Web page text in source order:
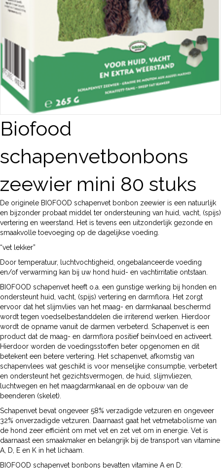
Biofood
schapenvetbonbons
zeewier mini 80 stuks
De originele BIOFOOD schapenvet bonbon zeewier is een natuurlijk
en bijzonder probaat middel ter ondersteuning van huid, vacht, (spijs)
vertering en weerstand. Het is tevens een uitzonderlijk gezonde en
smaakvolle toevoeging op de dagelijkse voeding.
“vet lekker”
Door temperatuur, luchtvochtigheid, ongebalanceerde voeding
en/of verwarming kan bij uw hond huid- en vachtirritatie ontstaan.
BIOFOOD schapenvet heeft o.a. een gunstige werking bij honden en
ondersteunt huid, vacht, (spijs) vertering en darmflora. Het zorgt
ervoor dat het slijmvlies van het maag- en darmkanaal beschermd
wordt tegen voedselbestanddelen die irriterend werken. Hierdoor
wordt de opname vanuit de darmen verbeterd. Schapenvet is een
product dat de maag- en darmflora positief beïnvloed en activeert.
Hierdoor worden de voedingsstoffen beter opgenomen en dit
betekent een betere vertering. Het schapenvet, afkomstig van
schapenvlees wat geschikt is voor menselijke consumptie, verbetert
en ondersteunt het gezichtsvermogen, de huid, slijmvliezen,
luchtwegen en het maagdarmkanaal en de opbouw van de
beenderen (skelet).
Schapenvet bevat ongeveer 58% verzadigde vetzuren en ongeveer
32% onverzadigde vetzuren. Daarnaast gaat het vetmetabolisme van
de hond zeer efficiënt om met vet en zet vet om in energie. Vet is
daarnaast een smaakmaker en belangrijk bij de transport van vitamine
A, D, E en K in het lichaam.
BIOFOOD schapenvet bonbons bevatten vitamine A en D: